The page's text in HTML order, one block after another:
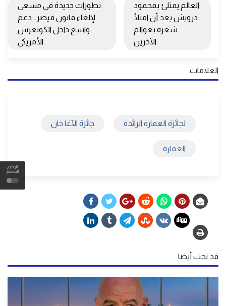
الوضع
المظلم
العالم يمتلئ بمحمود
درويش بعد أن امتلأ
شعره بعوالم
الآخرين
تطورات جديدة في مسعى
لإلغاء قانون قيصر.. دعم
واسع داخل الكونغرس
الأمريكي
العلامات
لجائزة العمارة الرائدة جائزة الآغا خان
العمارة
قد تحب أيضا